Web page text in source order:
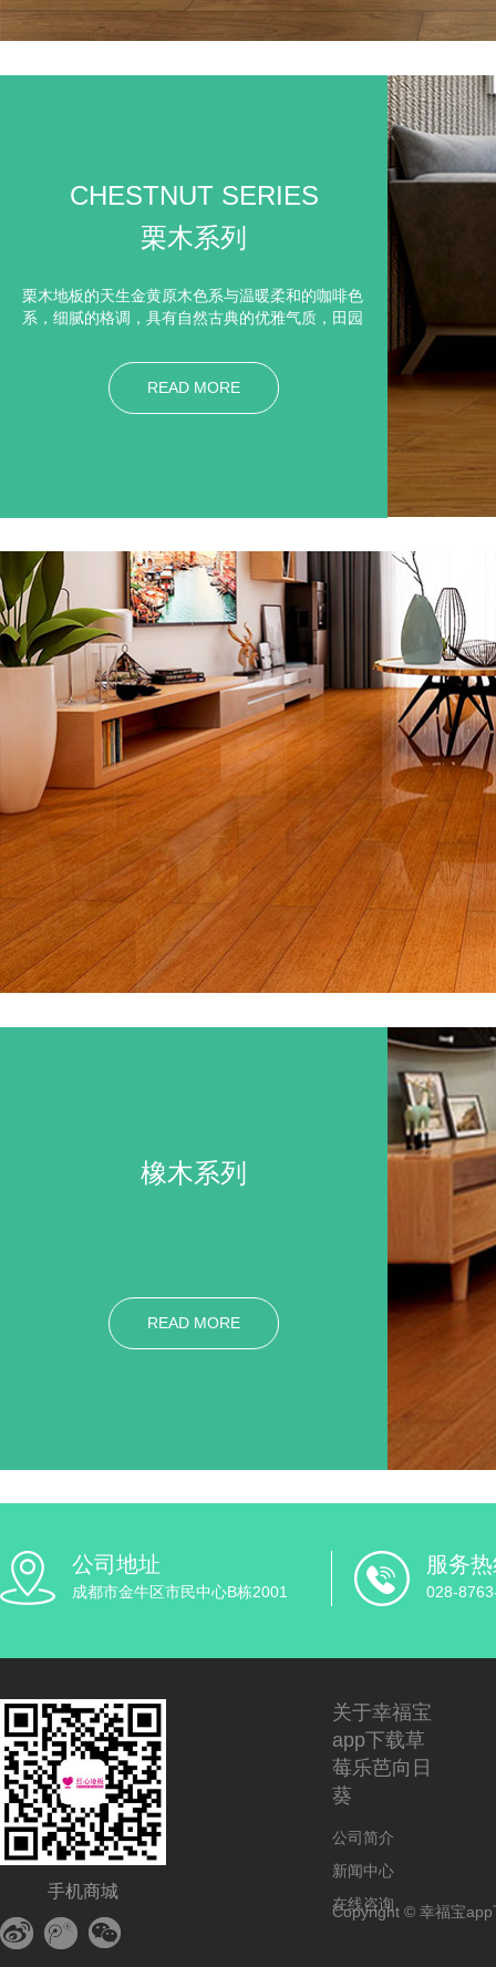
CHESTNUT SERIES
栗木系列
栗木地板的天生金黄原木色系与温暖柔和的咖啡色
系，细腻的格调，具有自然古典的优雅气质，田园
遐想。因为栗木地板的色泽比较独特，呈现古朴自
然的色调，这种色调非常适合向往自然悠闲生活的
家庭选择，而且栗木地板也保留了这种原有的特
READ MORE
橡木系列
READ MORE
公司地址
成都市金牛区市民中心B栋2001
服务
028-
手机商城
关于幸福宝
app下载草
莓乐芭向日
葵
公司简介
新闻中心
在线咨询
Copyright © 幸福宝